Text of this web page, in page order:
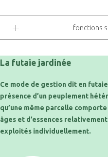
fonctions
La futaie jardinée
Ce mode de gestion dit en
présence d’un peuplement
qu’une même parcelle
âges et d’essences
exploités individuellement.